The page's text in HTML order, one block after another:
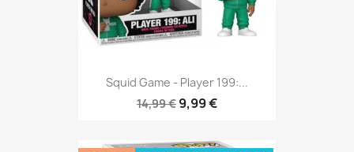
Squid Game - Player 199:...
14,99 € 9,99 €